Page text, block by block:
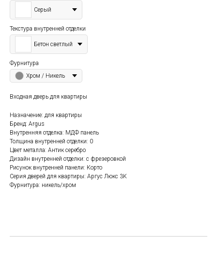
Серый
Текстура внутренней отделки
Бетон светлый
Фурнитура
Хром / Никель
Входная дверь для квартиры
Назначение: для квартиры
Бренд: Argus
Внутренняя отделка: МДФ панель
Толщина внутренней отделки: 0
Цвет металла: Антик серебро
Дизайн внутренней отделки: с фрезеровкой
Рисунок внутренней панели: Корто
Серия дверей для квартиры: Аргус Люкс 3К
Фурнитура: никель/хром